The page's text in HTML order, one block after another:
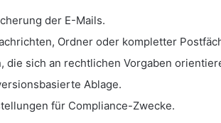
der E-Mails.
Ordner oder kompletter
sich an rechtlichen Vorgaben
Ablage.
für Compliance-Zwecke.